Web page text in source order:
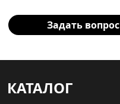
Задать вопрос
КАТАЛОГ